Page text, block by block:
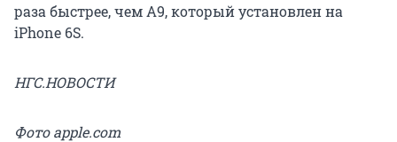
раза быстрее, чем A9, который установлен на
iPhone 6S.
НГС.НОВОСТИ
Фотоapple.com